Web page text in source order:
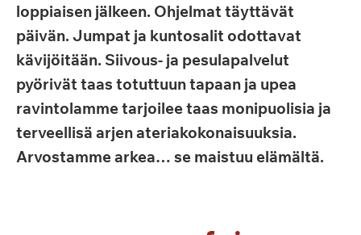
loppiaisen jälkeen. Ohjelmat täyttävät
päivän. Jumpat ja kuntosalit odottavat
kävijöitään. Siivous- ja pesulapalvelut
pyörivät taas totuttuun tapaan ja upea
ravintolamme tarjoilee taas monipuolisia ja
terveellisä arjen ateriakokonaisuuksia.
Arvostamme arkea… se maistuu elämältä.